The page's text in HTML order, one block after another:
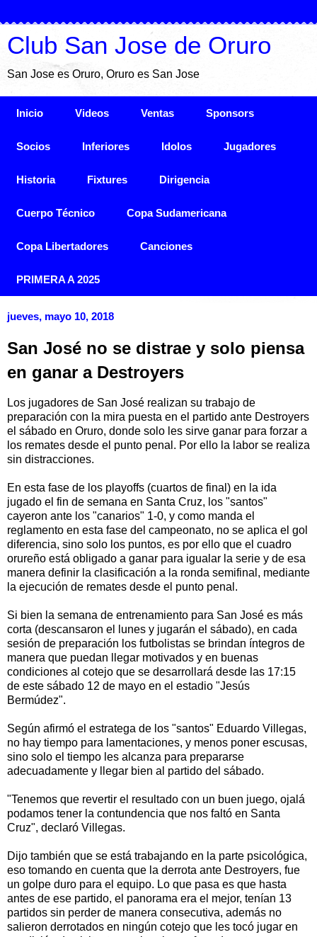
Club San Jose de Oruro
San Jose es Oruro, Oruro es San Jose
Inicio Videos Ventas Sponsors
Socios Inferiores Idolos Jugadores
Historia Fixtures Dirigencia
Cuerpo Técnico Copa Sudamericana
Copa Libertadores Canciones
PRIMERA A 2025
jueves, mayo 10, 2018
San José no se distrae y solo piensa
en ganar a Destroyers
Los jugadores de San José realizan su trabajo de
preparación con la mira puesta en el partido ante Destroyers
el sábado en Oruro, donde solo les sirve ganar para forzar a
los remates desde el punto penal. Por ello la labor se realiza
sin distracciones.
En esta fase de los playoffs (cuartos de final) en la ida
jugado el fin de semana en Santa Cruz, los "santos"
cayeron ante los "canarios" 1-0, y como manda el
reglamento en esta fase del campeonato, no se aplica el gol
diferencia, sino solo los puntos, es por ello que el cuadro
orureño está obligado a ganar para igualar la serie y de esa
manera definir la clasificación a la ronda semifinal, mediante
la ejecución de remates desde el punto penal.
Si bien la semana de entrenamiento para San José es más
corta (descansaron el lunes y jugarán el sábado), en cada
sesión de preparación los futbolistas se brindan íntegros de
manera que puedan llegar motivados y en buenas
condiciones al cotejo que se desarrollará desde las 17:15
de este sábado 12 de mayo en el estadio "Jesús
Bermúdez".
Según afirmó el estratega de los "santos" Eduardo Villegas,
no hay tiempo para lamentaciones, y menos poner escusas,
sino solo el tiempo les alcanza para prepararse
adecuadamente y llegar bien al partido del sábado.
"Tenemos que revertir el resultado con un buen juego, ojalá
podamos tener la contundencia que nos faltó en Santa
Cruz", declaró Villegas.
Dijo también que se está trabajando en la parte psicológica,
eso tomando en cuenta que la derrota ante Destroyers, fue
un golpe duro para el equipo. Lo que pasa es que hasta
antes de ese partido, el panorama era el mejor, tenían 13
partidos sin perder de manera consecutiva, además no
salieron derrotados en ningún cotejo que les tocó jugar en